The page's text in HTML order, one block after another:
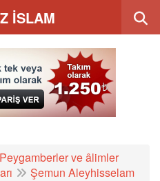
İSLAM
Peygamberler ve âlimler
Şemun Aleyhisselam